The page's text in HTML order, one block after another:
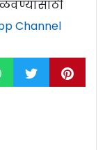
Channel